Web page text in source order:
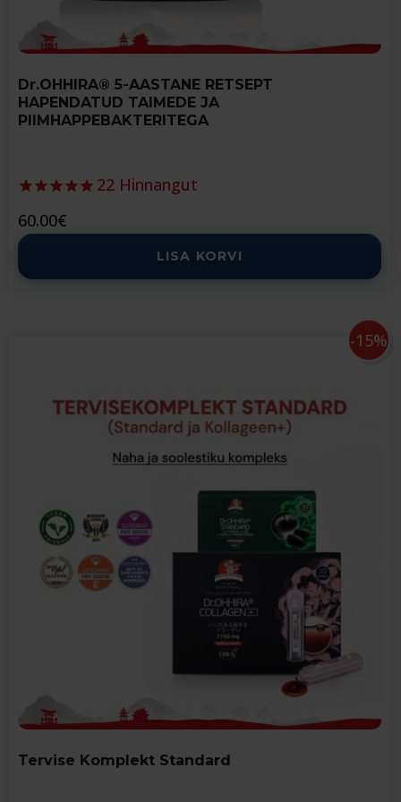
Dr.OHHIRA® 5-AASTANE RETSEPT
HAPENDATUD TAIMEDE JA
PIIMHAPPEBAKTERITEGA
22 Hinnangut
60.00€
LISA KORVI
-15%
Tervise Komplekt Standard